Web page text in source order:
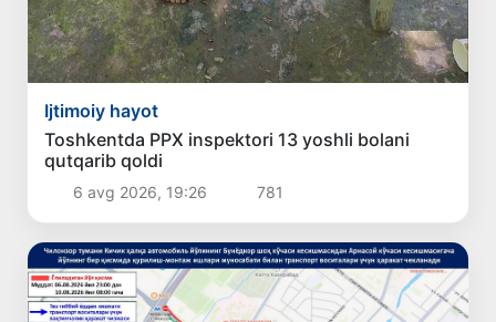
Ijtimoiy hayot
Toshkentda PPX inspektori 13 yoshli bolani
qutqarib qoldi
6 avg 2026, 19:26 781